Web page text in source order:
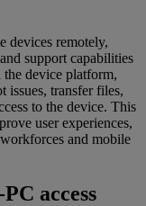
devices remotely,
support capabilities
device platform,
issues, transfer files,
to the device. This
user experiences,
and mobile
access